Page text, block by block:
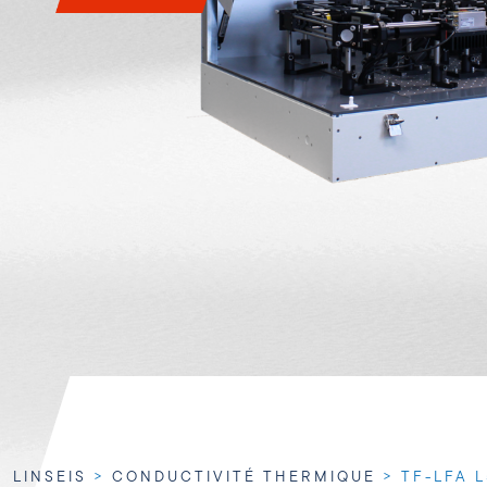
LINSEIS > CONDUCTIVITÉ THERMIQUE > TF-LFA